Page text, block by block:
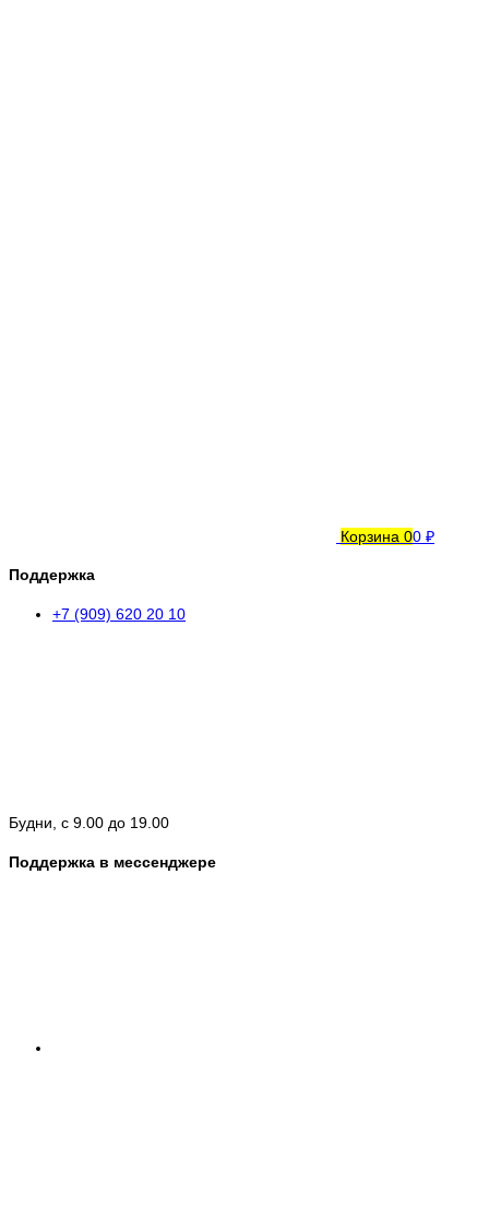
Корзина 00 ₽
Поддержка
+7 (909) 620 20 10
Будни, с 9.00 до 19.00
Поддержка в мессенджере